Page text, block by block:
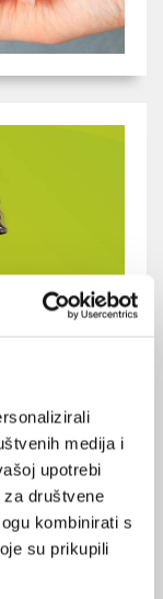
medija i
upotrebi
za društvene
kombinirati s
su prikupili